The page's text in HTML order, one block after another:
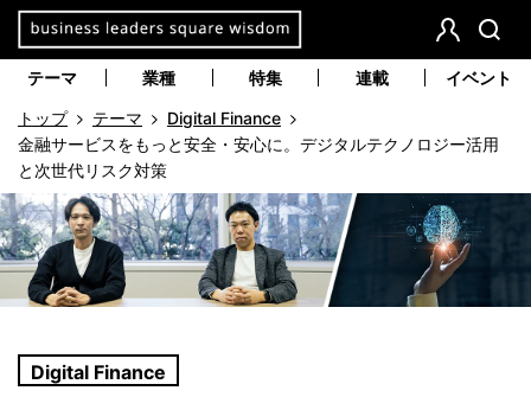
会
検
テーマ 業種 特集 連載 イベント
トップ テーマ
Digital Finance
金融サービスをもっと安全・安心に。デジタルテクノロジー活用
と次世代リスク対策
Digital Finance